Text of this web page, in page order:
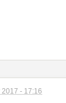
- 17:16